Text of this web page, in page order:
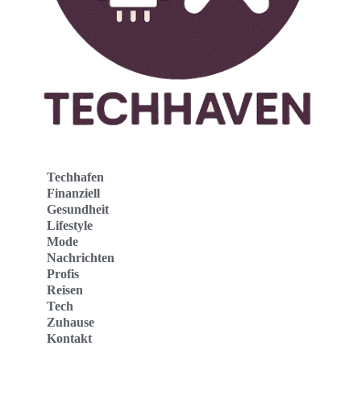
Techhafen
Finanziell
Gesundheit
Lifestyle
Mode
Nachrichten
Profis
Reisen
Tech
Zuhause
Kontakt